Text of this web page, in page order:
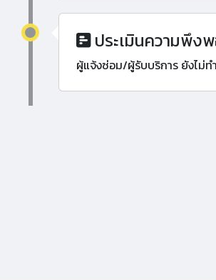
ประเมินความพึง
ผู้แจ้งซ่อม/ผู้รับบริการ ยังไม่ท